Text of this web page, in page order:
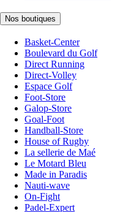
Nos boutiques
Basket-Center
Boulevard du Golf
Direct Running
Direct-Volley
Espace Golf
Foot-Store
Galop-Store
Goal-Foot
Handball-Store
House of Rugby
La sellerie de Maé
Le Motard Bleu
Made in Paradis
Nauti-wave
On-Fight
Padel-Expert